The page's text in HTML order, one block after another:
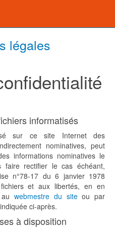
légales
informatisés
sur ce site Internet des
nominatives, peut
informations nominatives le
rectifier le cas échéant,
n°78-17 du 6 janvier 1978
et aux libertés, en en
auwebmestre du siteou par
ci-après.
à disposition